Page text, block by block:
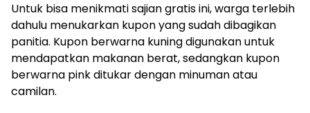
Untuk bisa menikmati sajian gratis ini, warga terlebih
dahulu menukarkan kupon yang sudah dibagikan
panitia. Kupon berwarna kuning digunakan untuk
mendapatkan makanan berat, sedangkan kupon
berwarna pink ditukar dengan minuman atau
camilan.